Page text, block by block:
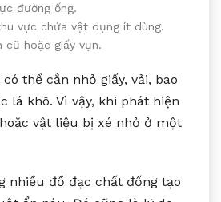
đường ống.
vực chứa vật dụng ít dùng.
cũ hoặc giấy vụn.
thể cắn nhỏ giấy, vải, bao
lá khô. Vì vậy, khi phát hiện
vật liệu bị xé nhỏ ở một
nhiều đồ đạc chất đống tạo